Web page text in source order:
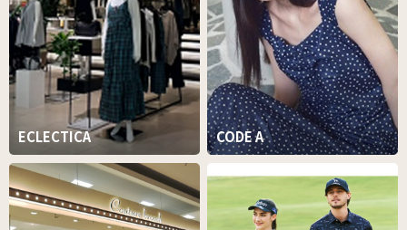
ECLECTICA CODE A